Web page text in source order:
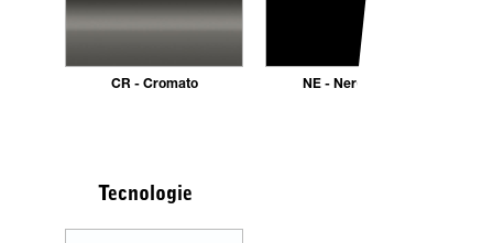
CR - Cromato NE - Nero opaco
Tecnologie